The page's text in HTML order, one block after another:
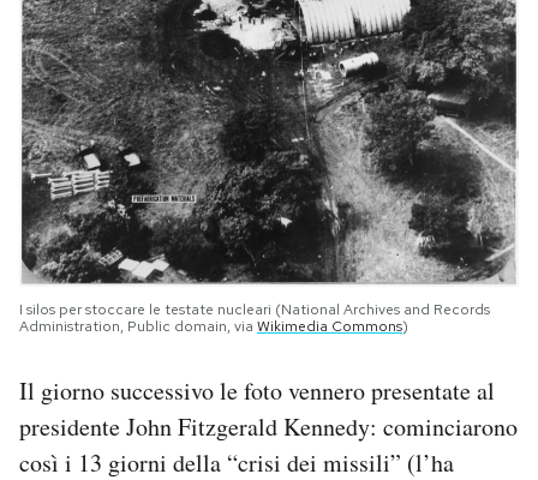
I silos per stoccare le testate nucleari (National Archives and Records
Administration, Public domain, via Wikimedia Commons)
Il giorno successivo le foto vennero presentate al
presidente John Fitzgerald Kennedy: cominciarono
così i 13 giorni della “crisi dei missili” (l’ha